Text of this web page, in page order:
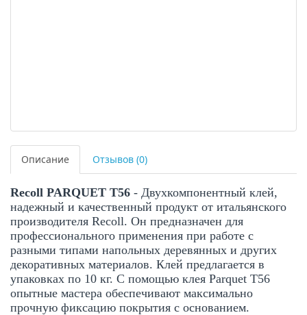
Описание Отзывов (0)
Recoll PARQUET T56 - Двухкомпонентный клей,
надежный и качественный продукт от итальянского
производителя Recoll. Он предназначен для
профессионального применения при работе с
разными типами напольных деревянных и других
декоративных материалов. Клей предлагается в
упаковках по 10 кг. С помощью клея Parquet T56
опытные мастера обеспечивают максимально
прочную фиксацию покрытия с основанием.